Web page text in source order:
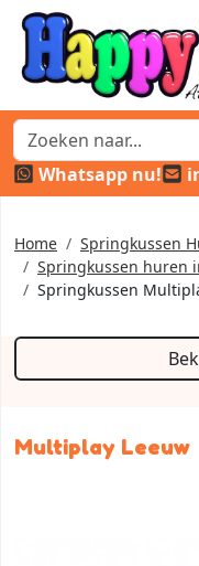
Whatsapp nu!
Home
Springkussen
Springkussen huren
Springkussen
Multiplay Leeuw